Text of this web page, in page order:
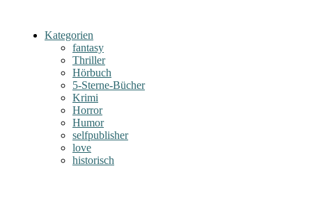
Kategorien
fantasy
Thriller
Hörbuch
5-Sterne-Bücher
Krimi
Horror
Humor
selfpublisher
love
historisch